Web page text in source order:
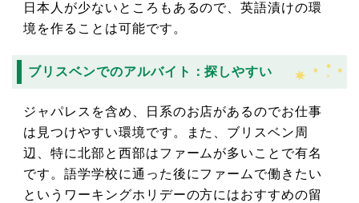
日本人が少ないところもあるので、英語漬けの環
境を作ることは可能です。
ブリスベンでのアルバイト：探しやすい
ジャパレスを含め、日系のお店があるのでお仕事
は見つけやすい環境です。また、ブリスベン周
辺、特に北部と西部はファームが多いことで有名
です。語学学校に通った後にファームで働きたい
というワーキングホリデーの方にはおすすめの留